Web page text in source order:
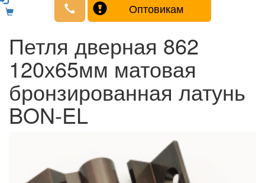
Оптовикам
Петля дверная 862
120х65мм матовая
бронзированная латунь
BON-EL